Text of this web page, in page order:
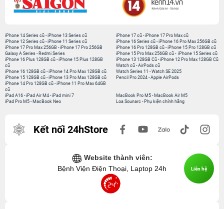
iPhone 14 Series cũ -iPhone 13 Series cũ
iPhone 12 Series cũ -iPhone 11 Series cũ
iPhone 17 Pro Max 256GB -iPhone 17 Pro 256GB
Galaxy A Series - Redmi Series
iPhone 17 cũ-iPhone 17 Pro Max cũ
iPhone 16 Series cũ- iPhone 16 Pro Max 256GB cũ
iPhone 16 Pro 128GB cũ-iPhone 15 Pro 128GB cũ
iPhone 15 Pro Max 256GB cũ- iPhone 15 Series cũ
iPhone 16 Plus 128GB cũ -iPhone 15 Plus 128GB
cũ
iPhone 16 128GB cũ -iPhone 14 Pro Max 128GB cũ
iPhone 15 128GB cũ -iPhone 13 Pro Max 128GB cũ
iPhone 14 Pro 128GB cũ -iPhone 11 Pro Max 64GB
cũ
iPhone 13 128GB Cũ-iPhone 12 Pro Max 128GB Cũ
Watch cũ-AirPods cũ
Watch Series 11 -Watch SE 2025
Pencil Pro 2024-Apple AirPods
iPad A16 -iPad Air M4 -iPad mini 7
iPad Pro M5 - MacBook Neo
MacBook Pro M5- MacBook Air M5
Loa Sounarc- Phụ kiện chính hãng
Kết nối 24hStore
Website thành viên:
Bệnh Viện Điện Thoại, Laptop 24h
Liên hệ